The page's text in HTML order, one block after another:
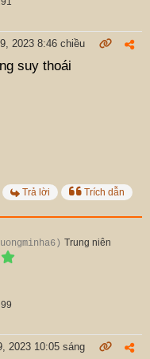
2023 8:46 chiều
suy thoái
Trả lời Trích dẫn
Trung niên
2023 10:05 sáng